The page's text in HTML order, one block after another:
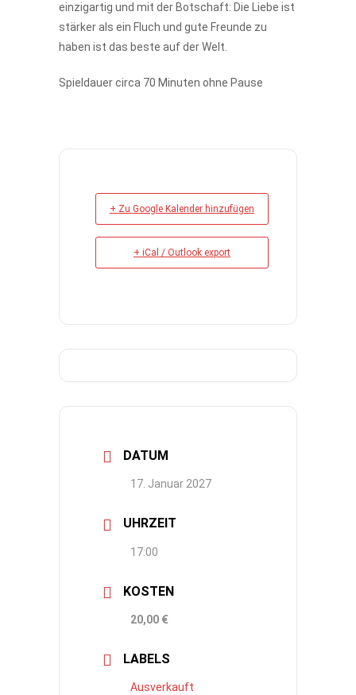
einzigartig und mit der Botschaft: Die Liebe ist
stärker als ein Fluch und gute Freunde zu
haben ist das beste auf der Welt.
Spieldauer circa 70 Minuten ohne Pause
+ Zu Google Kalender hinzufügen
+ iCal / Outlook export
DATUM
17. Januar 2027
UHRZEIT
17:00
KOSTEN
20,00 €
LABELS
Ausverkauft